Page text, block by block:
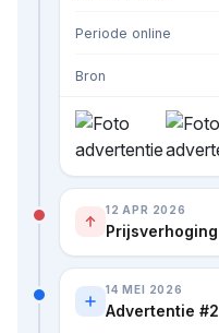
Periode online
Bron
12 APR 2026
Prijsverhoging
14 MEI 2026
Advertentie #2